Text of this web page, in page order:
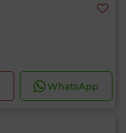
WhatsApp